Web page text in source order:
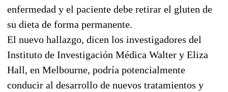
enfermedad y el paciente debe retirar el gluten de
su dieta de forma permanente.
El nuevo hallazgo, dicen los investigadores del
Instituto de Investigación Médica Walter y Eliza
Hall, en Melbourne, podría potencialmente
conducir al desarrollo de nuevos tratamientos y